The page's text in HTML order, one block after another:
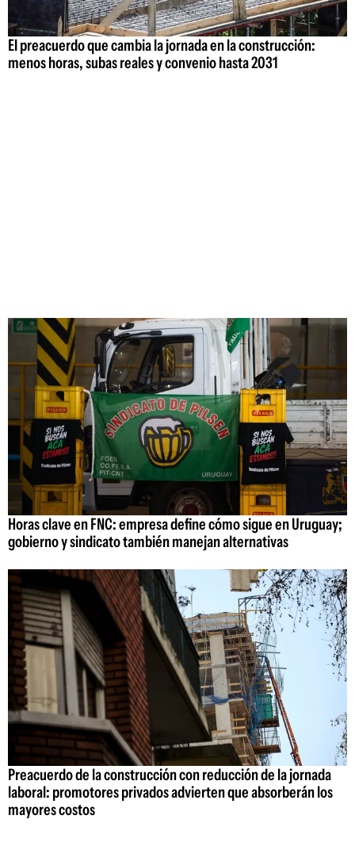
El preacuerdo que cambia la jornada en la construcción:
menos horas, subas reales y convenio hasta 2031
Horas clave en FNC: empresa define cómo sigue en Uruguay;
gobierno y sindicato también manejan alternativas
Preacuerdo de la construcción con reducción de la jornada
laboral: promotores privados advierten que absorberán los
mayores costos